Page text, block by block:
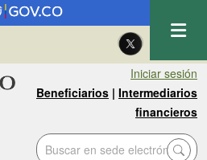
| Eng
Iniciar sesión
Beneficiarios | Intermediarios
financieros